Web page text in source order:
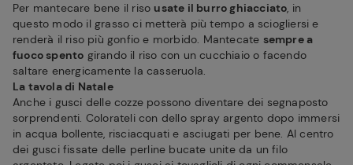
Per mantecare bene il riso usate il burro ghiacciato, in
questo modo il grasso ci metterà più tempo a sciogliersi e
renderà il riso più gonfio e morbido. Mantecate sempre a
fuoco spento girando il riso con un cucchiaio o facendo
saltare energicamente la casseruola.
La tavola di Natale
Anche i gusci delle cozze possono diventare dei segnaposto
sorprendenti. Colorateli con dello spray argento dopo immersi
in acqua bollente, risciacquati e asciugati per bene. Al centro
dei gusci fissate delle perline bucate unite da un filo